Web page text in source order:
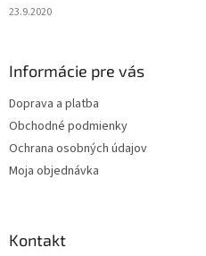
23.9.2020
Informácie pre vás
Doprava a platba
Obchodné podmienky
Ochrana osobných údajov
Moja objednávka
Kontakt